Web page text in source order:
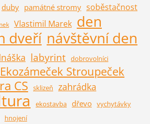
duby památné stromy soběstačnost
Vlastimil Marek den
dveří návštěvní den
labyrint dobrovolníci
Ekozámeček Stroupeček
CS sklizeň zahrádka
ekostavba dřevo vychytávky
hnojení